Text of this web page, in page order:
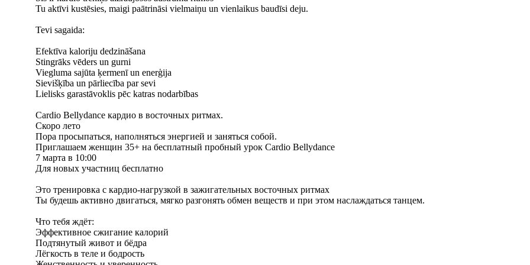
Tu aktīvi kustēsies, maigi paātrināsi vielmaiņu un vienlaikus baudīsi deju.
Tevi sagaida:
Efektīva kaloriju dedzināšana
Stingrāks vēders un gurni
Viegluma sajūta ķermenī un enerģija
Sievišķība un pārliecība par sevi
Lielisks garastāvoklis pēc katras nodarbības
Cardio Bellydance кардио в восточных ритмах.
Скоро лето
Пора просыпаться, наполняться энергией и заняться собой.
Приглашаем женщин 35+ на бесплатный пробный урок Cardio Bellydance
7 марта в 10:00
Для новых участниц бесплатно
Это тренировка с кардио-нагрузкой в зажигательных восточных ритмах
Ты будешь активно двигаться, мягко разгонять обмен веществ и при этом наслаждаться танцем.
Что тебя ждёт:
Эффективное сжигание калорий
Подтянутый живот и бёдра
Лёгкость в теле и бодрость